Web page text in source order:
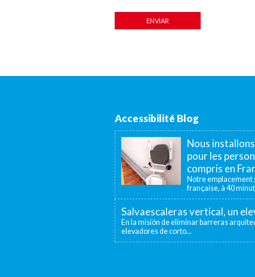
Accessibilité Blog
Nous
pour les
compris en
Notre
française, à 40
Salvaescaleras vertical, un
En la misión de eliminar barreras
elevadores de corto...